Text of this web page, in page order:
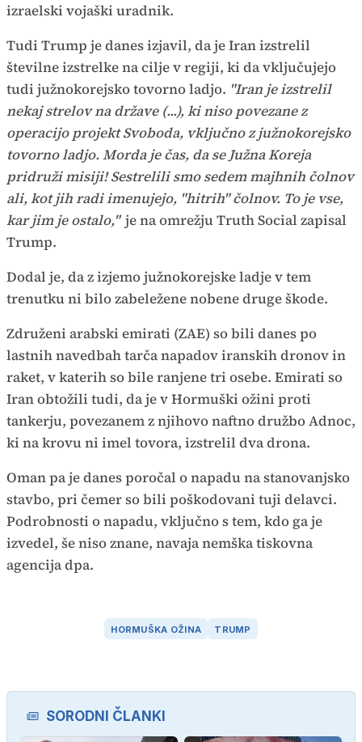
izraelski vojaški uradnik.
Tudi Trump je danes izjavil, da je Iran izstrelil
številne izstrelke na cilje v regiji, ki da vključujejo
tudi južnokorejsko tovorno ladjo. "Iran je izstrelil
nekaj strelov na države (...), ki niso povezane z
operacijo projekt Svoboda, vključno z južnokorejsko
tovorno ladjo. Morda je čas, da se Južna Koreja
pridruži misiji! Sestrelili smo sedem majhnih čolnov
ali, kot jih radi imenujejo, "hitrih" čolnov. To je vse,
kar jim je ostalo," je na omrežju Truth Social zapisal
Trump.
Dodal je, da z izjemo južnokorejske ladje v tem
trenutku ni bilo zabeležene nobene druge škode.
Združeni arabski emirati (ZAE) so bili danes po
lastnih navedbah tarča napadov iranskih dronov in
raket, v katerih so bile ranjene tri osebe. Emirati so
Iran obtožili tudi, da je v Hormuški ožini proti
tankerju, povezanem z njihovo naftno družbo Adnoc,
ki na krovu ni imel tovora, izstrelil dva drona.
Oman pa je danes poročal o napadu na stanovanjsko
stavbo, pri čemer so bili poškodovani tuji delavci.
Podrobnosti o napadu, vključno s tem, kdo ga je
izvedel, še niso znane, navaja nemška tiskovna
agencija dpa.
HORMUŠKA OŽINA TRUMP
SORODNI ČLANKI